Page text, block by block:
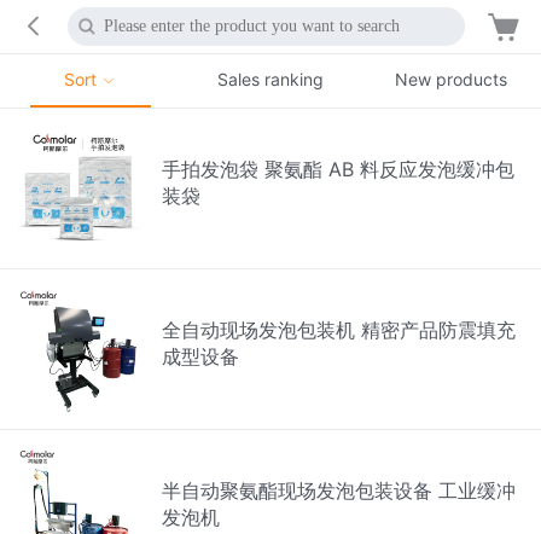
Sort Sales ranking New products
手拍发泡袋 聚氨酯 AB 料反应发泡缓冲包
装袋
全自动现场发泡包装机 精密产品防震填充
成型设备
半自动聚氨酯现场发泡包装设备 工业缓冲
发泡机